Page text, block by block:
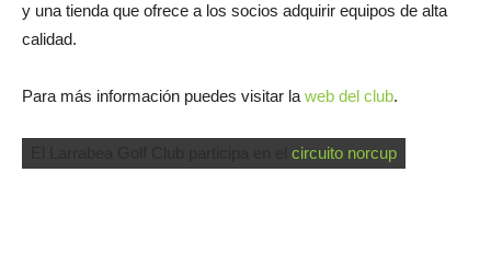
y una tienda que ofrece a los socios adquirir equipos de alta
calidad.
Para más información puedes visitar la web del club.
circuito norcup